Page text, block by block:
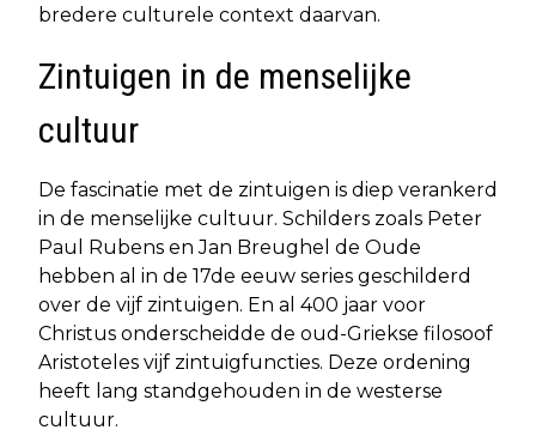
bredere culturele context daarvan.
Zintuigen in de menselijke
cultuur
De fascinatie met de zintuigen is diep verankerd
in de menselijke cultuur. Schilders zoals Peter
Paul Rubens en Jan Breughel de Oude
hebben al in de 17de eeuw series geschilderd
over de vijf zintuigen. En al 400 jaar voor
Christus onderscheidde de oud-Griekse filosoof
Aristoteles vijf zintuigfuncties. Deze ordening
heeft lang standgehouden in de westerse
cultuur.